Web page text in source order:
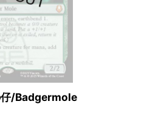
仔/Badgermole